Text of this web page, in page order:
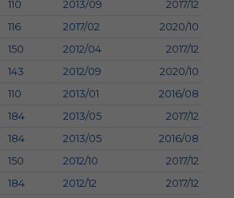
110 2013/09
2017/12
116 2017/02
2020/10
150 2012/04
2017/12
143 2012/09
2020/10
110 2013/01
2016/08
184 2013/05
2017/12
184 2013/05
2016/08
150 2012/10
2017/12
184 2012/12
2017/12